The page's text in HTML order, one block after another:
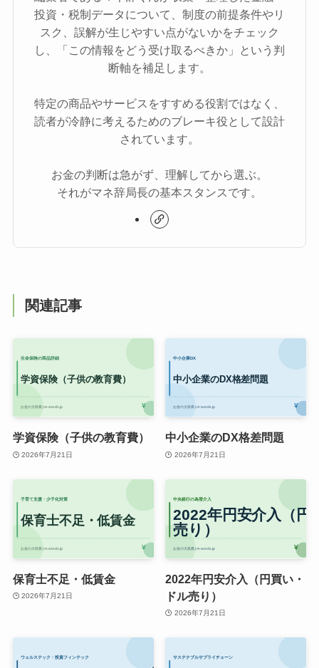
投資・税制データについて、制度の前提条件やリ
スク、誤解が生じやすい点がないかをチェック
し、「この情報をどう受け取るべきか」という判
断軸を補足します。
特定の商品やサービスをすすめる役割ではなく、
読者が冷静に考えるためのブレーキ役として設計
されています。
お金の判断は急がず、理解してから選ぶ。
それがマネ辞局長の基本スタンスです。
関連記事
学資保険（子供の教育費）
2026年7月21日
中小企業のDX格差問題
2026年7月21日
保育士不足・低賃金
2026年7月21日
2022年円安介入（円買い・
ドル売り）
2026年7月21日